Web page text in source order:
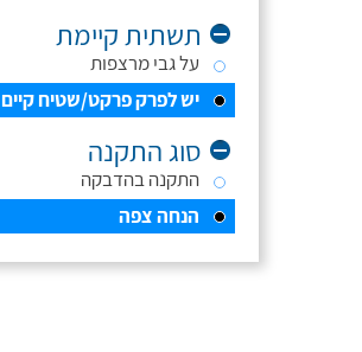
תשתית קיימת
על גבי מרצפות
יש לפרק פרקט/שטיח קיים
סוג התקנה
התקנה בהדבקה
הנחה צפה